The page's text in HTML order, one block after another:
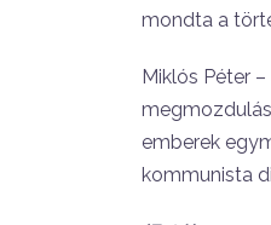
mondta a
Miklós Péter
emberek
kommunista